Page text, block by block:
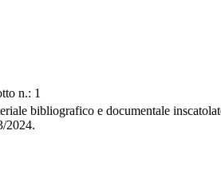
n.: 1
bibliografico e documentale
2024.